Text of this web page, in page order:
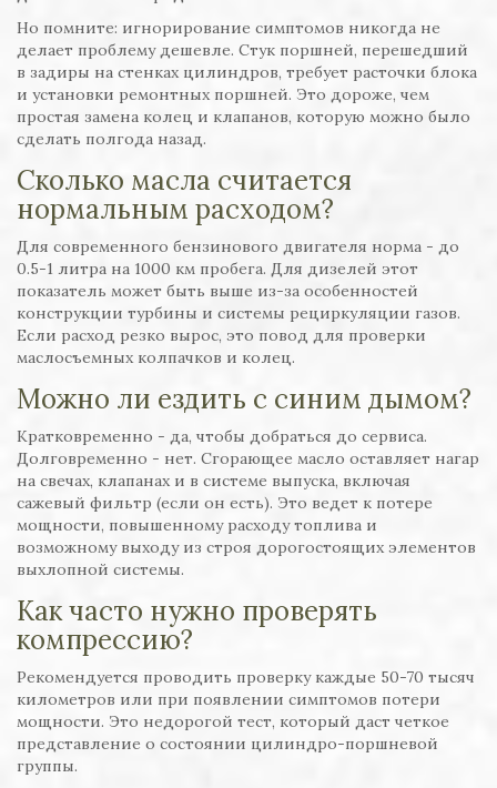
Но помните: игнорирование симптомов никогда не
делает проблему дешевле. Стук поршней, перешедший
в задиры на стенках цилиндров, требует расточки блока
и установки ремонтных поршней. Это дороже, чем
простая замена колец и клапанов, которую можно было
сделать полгода назад.
Сколько масла считается
нормальным расходом?
Для современного бензинового двигателя норма - до
0.5-1 литра на 1000 км пробега. Для дизелей этот
показатель может быть выше из-за особенностей
конструкции турбины и системы рециркуляции газов.
Если расход резко вырос, это повод для проверки
маслосъемных колпачков и колец.
Можно ли ездить с синим дымом?
Кратковременно - да, чтобы добраться до сервиса.
Долговременно - нет. Сгорающее масло оставляет нагар
на свечах, клапанах и в системе выпуска, включая
сажевый фильтр (если он есть). Это ведет к потере
мощности, повышенному расходу топлива и
возможному выходу из строя дорогостоящих элементов
выхлопной системы.
Как часто нужно проверять
компрессию?
Рекомендуется проводить проверку каждые 50-70 тысяч
километров или при появлении симптомов потери
мощности. Это недорогой тест, который даст четкое
представление о состоянии цилиндро-поршневой
группы.